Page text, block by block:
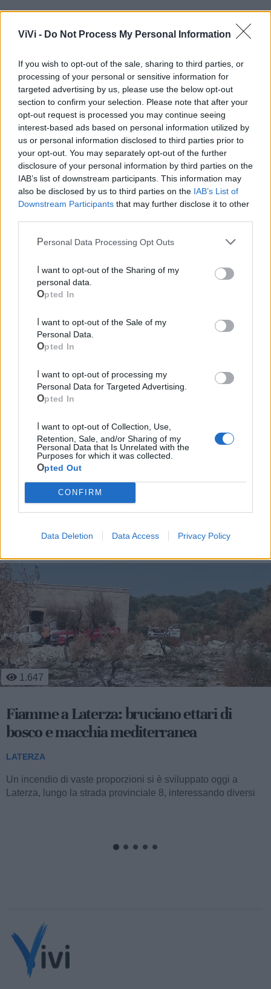
ViVi - Do Not Process My Personal Information
If you wish to opt-out of the sale, sharing to third parties, or
processing of your personal or sensitive information for
targeted advertising by us, please use the below opt-out
section to confirm your selection. Please note that after your
opt-out request is processed you may continue seeing
interest-based ads based on personal information utilized by
us or personal information disclosed to third parties prior to
your opt-out. You may separately opt-out of the further
disclosure of your personal information by third parties on the
IAB’s list of downstream participants. This information may
also be disclosed by us to third parties on the IAB’s List of
Downstream Participants that may further disclose it to other
Personal Data Processing Opt Outs
personal data.
Opted In
Personal Data.
Opted In
Personal Data for Targeted Advertising.
Opted In
Retention, Sale, and/or Sharing of my
Personal Data that Is Unrelated with the
Purposes for which it was collected.
Opted Out
CONFIRM
Data Deletion Data Access Privacy Policy
Mondo CIA
Cia Agricoltori Italiani | Puglia - Area Due
Mari
Scopri tutte le notizie, gli eventi e la Web TV di Cia Puglia - Area
Due Mari
Le ultime notizie di Laterza
1.647
Fiamme a Laterza: bruciano ettari di
bosco e macchia mediterranea
LATERZA
Un incendio di vaste proporzioni si è sviluppato oggi a
Laterza, lungo la strada provinciale 8, interessando diversi